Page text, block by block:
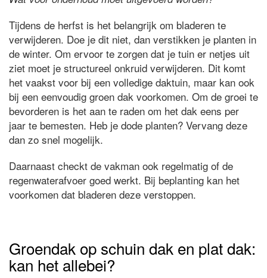
Tijdens de herfst is het belangrijk om bladeren te
verwijderen. Doe je dit niet, dan verstikken je planten in
de winter. Om ervoor te zorgen dat je tuin er netjes uit
ziet moet je structureel onkruid verwijderen. Dit komt
het vaakst voor bij een volledige daktuin, maar kan ook
bij een eenvoudig groen dak voorkomen. Om de groei te
bevorderen is het aan te raden om het dak eens per
jaar te bemesten. Heb je dode planten? Vervang deze
dan zo snel mogelijk.
Daarnaast checkt de vakman ook regelmatig of de
regenwaterafvoer goed werkt. Bij beplanting kan het
voorkomen dat bladeren deze verstoppen.
Groendak op schuin dak en plat dak:
kan het allebei?